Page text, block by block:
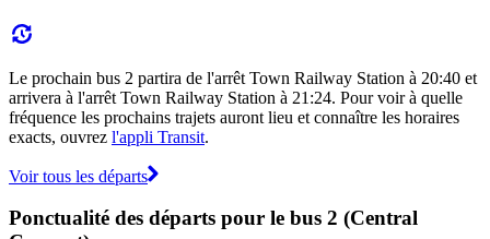
Le prochain bus 2 partira de l'arrêt Town Railway Station à 20:40 et
arrivera à l'arrêt Town Railway Station à 21:24. Pour voir à quelle
fréquence les prochains trajets auront lieu et connaître les horaires
exacts, ouvrez l'appli Transit.
Voir tous les départs
Ponctualité des départs pour le bus 2 (Central